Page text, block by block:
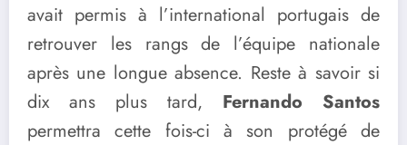
avait permis à l’international portugais de
retrouver les rangs de l’équipe nationale
après une longue absence. Reste à savoir si
dix ans plus tard, Fernando Santos
permettra cette fois-ci à son protégé de